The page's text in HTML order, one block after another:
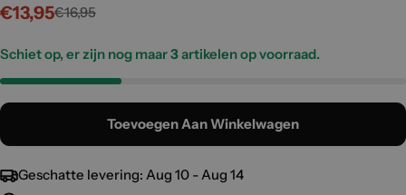
Verkoopprijs
€13,95
Normale€16,95
Schiet op, er zijn nog maar3artikelen op voorraad.
Toevoegen Aan Winkelwagen
Geschatte levering: Aug 10 - Aug 14